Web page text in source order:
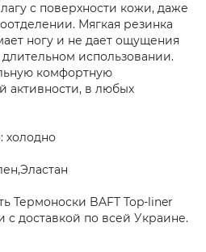
с поверхности кожи, даже
Мягкая резинка
ногу и не дает ощущения
использовании.
комфортную
активности, в любых
холодно
Термоноски BAFT Top-liner
с доставкой по всей Украине.